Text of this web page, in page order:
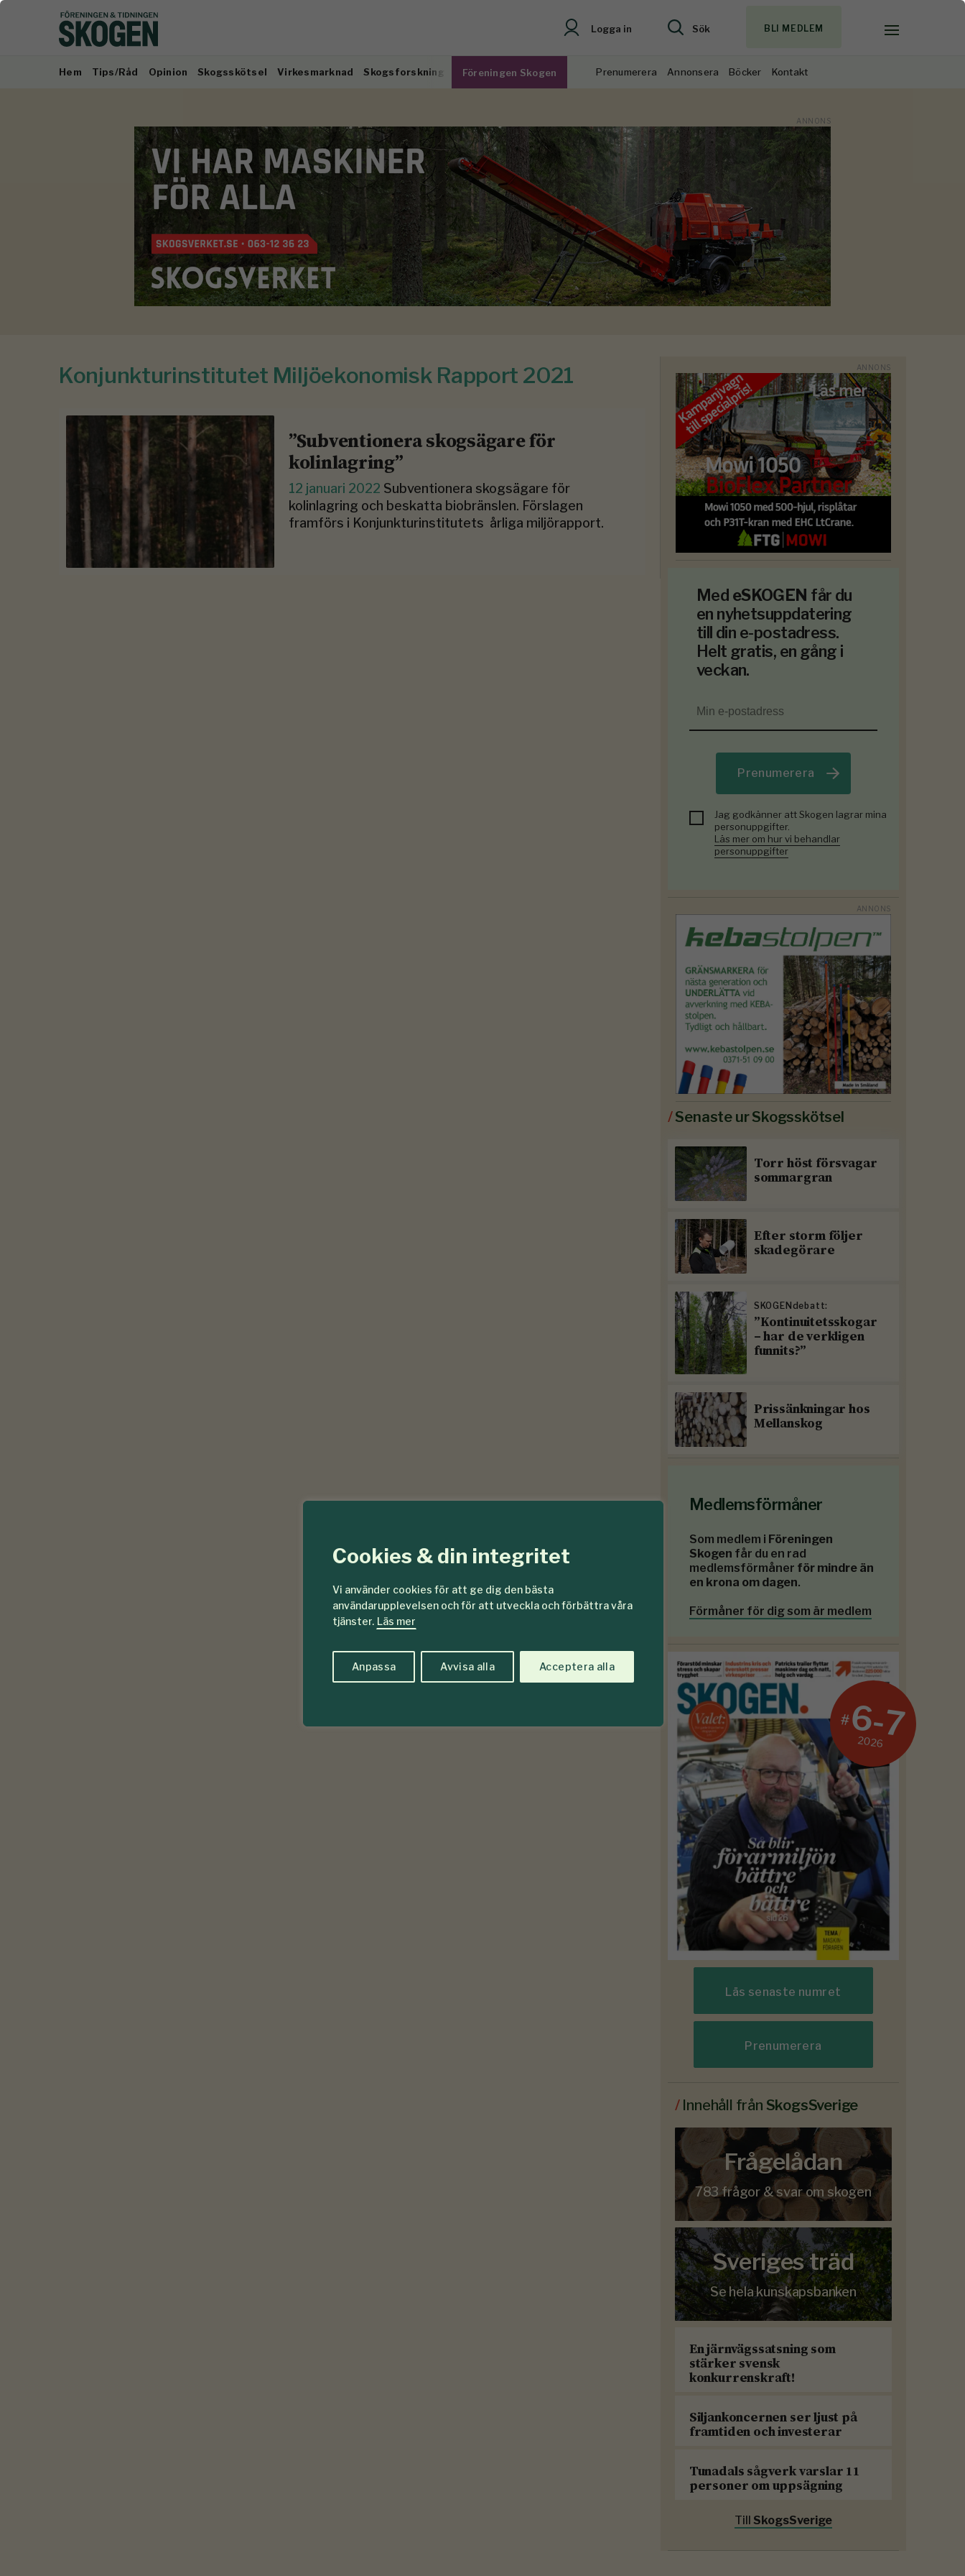
Cookies & din integritet
Vi använder cookies för att ge dig den bästa
användarupplevelsen och för att utveckla och förbättra våra
tjänster. Läs mer
Anpassa Avvisa alla Acceptera alla
Logga in Sök BLI MEDLEM
Hem Tips/Råd Opinion Skogsskötsel Virkesmarknad Skogsforskning Föreningen Skogen Prenumerera Annonsera Böcker Kontakt
Konjunkturinstitutet Miljöekonomisk Rapport 2021
”Subventionera skogsägare för
kolinlagring”
12 januari 2022 Subventionera skogsägare för
kolinlagring och beskatta biobränslen. Förslagen
framförs i Konjunkturinstitutets årliga miljörapport.
Med eSKOGEN får du
en nyhetsuppdatering
till din e-postadress.
Helt gratis, en gång i
veckan.
Prenumerera
Jag godkänner att Skogen lagrar mina
personuppgifter.
Läs mer om hur vi behandlar
personuppgifter
/Senaste ur Skogsskötsel
Torr höst försvagar
sommargran
Efter storm följer
skadegörare
SKOGENdebatt:
”Kontinuitetsskogar
– har de verkligen
funnits?”
Prissänkningar hos
Mellanskog
Medlemsförmåner
Som medlem i Föreningen
Skogen får du en rad
medlemsförmåner för mindre än
en krona om dagen.
Förmåner för dig som är medlem
#6-7
2026
Läs senaste numret
Prenumerera
/ Innehåll från SkogsSverige
Frågelådan
783 frågor & svar om skogen
Sveriges träd
Se hela kunskapsbanken
En järnvägssatsning som
stärker svensk
konkurrenskraft!
Siljankoncernen ser ljust på
framtiden och investerar
Tunadals sågverk varslar 11
personer om uppsägning
Till SkogsSverige